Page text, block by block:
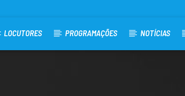
LOCUTORES PROGRAMAÇÕES NOTÍCIAS